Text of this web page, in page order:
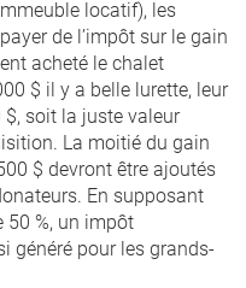
locatif), les
de l’impôt sur le gain
acheté le chalet
$ il y a belle lurette, leur
$, soit la juste valeur
La moitié du gain
$ devront être ajoutés
En supposant
50 %, un impôt
généré pour les grands-